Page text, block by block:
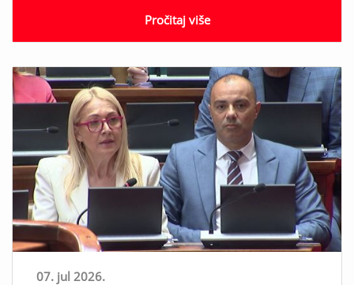
Pročitaj više
07. jul 2026.